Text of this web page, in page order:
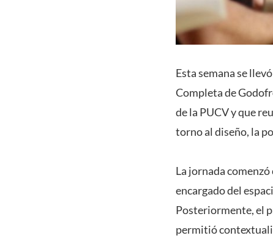
Esta semana se
Completa de
de la PUCV y que
torno al diseño, la
La jornada
encargado del
Posteriormente, el
permitió